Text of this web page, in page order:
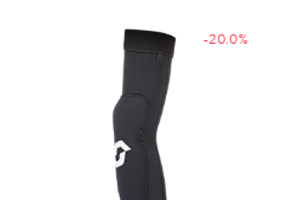
-20.0%